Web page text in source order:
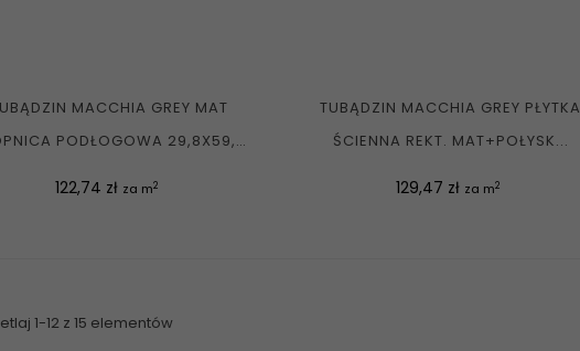
MACCHIA GREY MAT
PODŁOGOWA 29,8X59,8
Cena
122,74 zł za m2
TUBĄDZIN MACCHIA GREY PŁYTKA
ŚCIENNA REKT. MAT+POŁYSK...
Cena
129,47 zł za m2
1-12 z 15 elementów